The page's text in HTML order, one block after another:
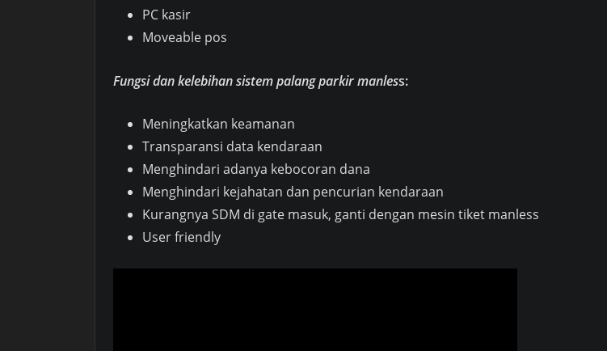
PC kasir
Moveable pos
Fungsi dan kelebihan sistem palang parkir manless:
Meningkatkan keamanan
Transparansi data kendaraan
Menghindari adanya kebocoran dana
Menghindari kejahatan dan pencurian kendaraan
Kurangnya SDM di gate masuk, ganti dengan mesin tiket manless
User friendly